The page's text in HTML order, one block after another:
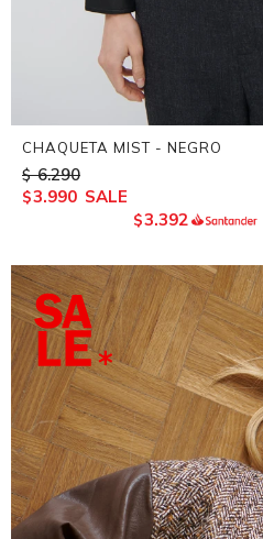
CHAQUETA MIST - NEGRO
$ 6.290
$3.990
$3.392